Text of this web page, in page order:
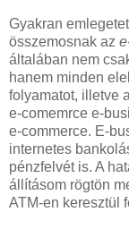
Gyakran
összemosnak az
általában nem
hanem minden
folyamatot, illetve
e-comemrce e-
e-commerce. E-
internetes
pénzfelvét is. A
állításom rögtön
ATM-en keresztül